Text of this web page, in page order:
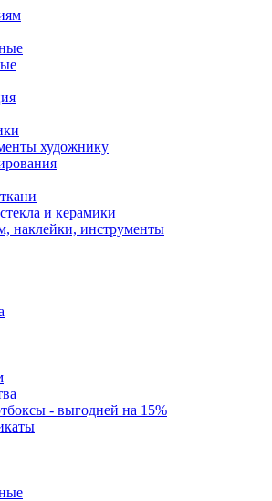
художнику
и керамики
наклейки, инструменты
- выгодней на 15%